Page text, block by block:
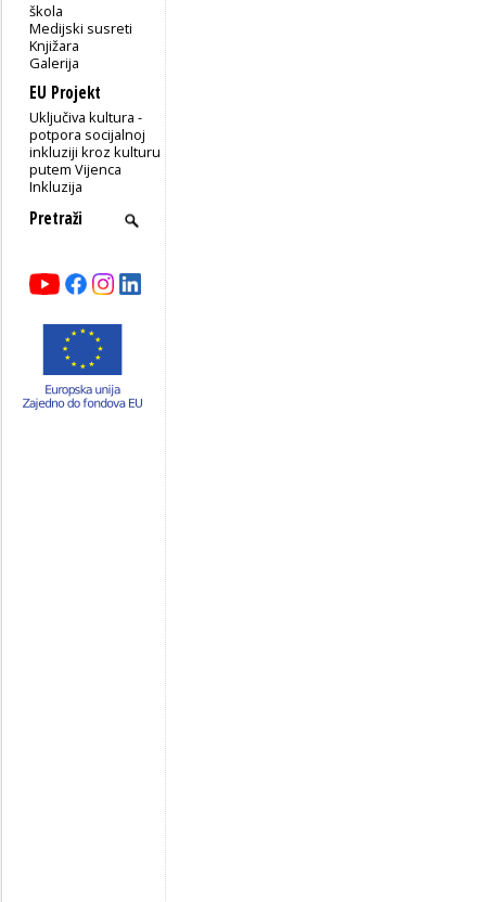
škola
Medijski susreti
Knjižara
Galerija
EU Projekt
Uključiva kultura -
potpora socijalnoj
inkluziji kroz kulturu
putem Vijenca
Inkluzija